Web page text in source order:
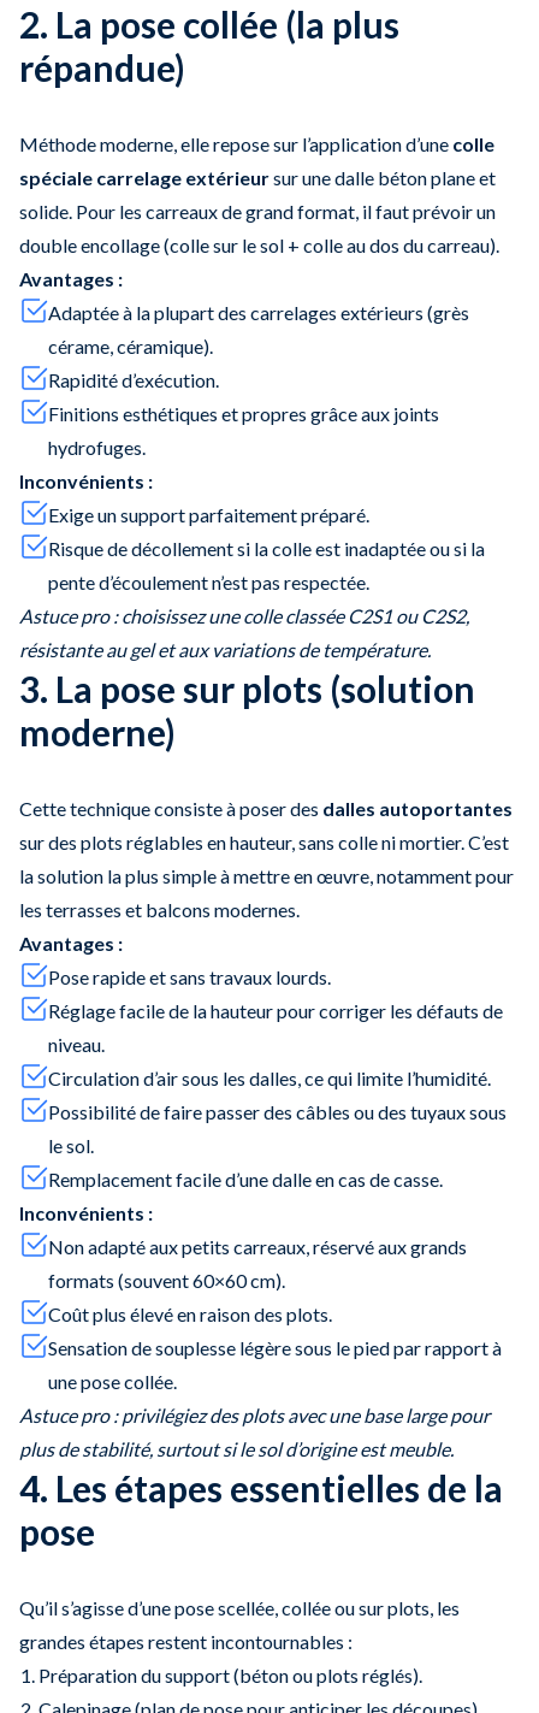
2. La pose collée (la plus
répandue)
Méthode moderne, elle repose sur l’application d’une colle
spéciale carrelage extérieursur une dalle béton plane et
solide. Pour les carreaux de grand format, il faut prévoir un
double encollage (colle sur le sol + colle au dos du carreau).
Avantages :
Adaptée à la plupart des carrelages extérieurs (grès
cérame, céramique).
Rapidité d’exécution.
Finitions esthétiques et propres grâce aux joints
hydrofuges.
Inconvénients :
Exige un support parfaitement préparé.
Risque de décollement si la colle est inadaptée ou si la
pente d’écoulement n’est pas respectée.
Astuce pro : choisissez une colle classée C2S1 ou C2S2,
résistante au gel et aux variations de température.
3. La pose sur plots (solution
moderne)
Cette technique consiste à poser des dalles autoportantes
sur des plots réglables en hauteur, sans colle ni mortier. C’est
la solution la plus simple à mettre en œuvre, notamment pour
les terrasses et balcons modernes.
Avantages :
Pose rapide et sans travaux lourds.
Réglage facile de la hauteur pour corriger les défauts de
niveau.
Circulation d’air sous les dalles, ce qui limite l’humidité.
Possibilité de faire passer des câbles ou des tuyaux sous
le sol.
Remplacement facile d’une dalle en cas de casse.
Inconvénients :
Non adapté aux petits carreaux, réservé aux grands
formats (souvent 60×60 cm).
Coût plus élevé en raison des plots.
Sensation de souplesse légère sous le pied par rapport à
une pose collée.
Astuce pro : privilégiez des plots avec une base large pour
plus de stabilité, surtout si le sol d’origine est meuble.
4. Les étapes essentielles de la
pose
Qu’il s’agisse d’une pose scellée, collée ou sur plots, les
grandes étapes restent incontournables :
Préparation du support (béton ou plots réglés).